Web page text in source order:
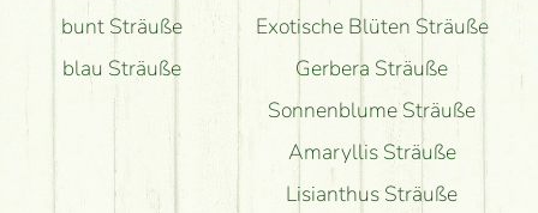
bunt Sträuße
blau Sträuße
Exotische Blüten Sträuße
Gerbera Sträuße
Sonnenblume Sträuße
Amaryllis Sträuße
Lisianthus Sträuße